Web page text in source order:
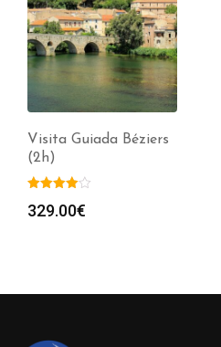
Visita Guiada Béziers
(2h)
329.00€